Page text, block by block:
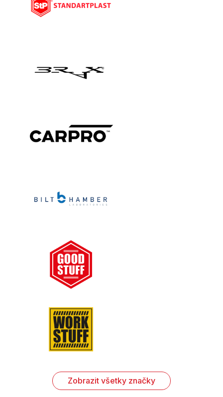
Zobrazit všetky značky